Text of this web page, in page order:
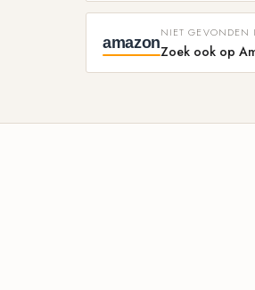
amazon
NIET GEVONDEN
Zoek ook op